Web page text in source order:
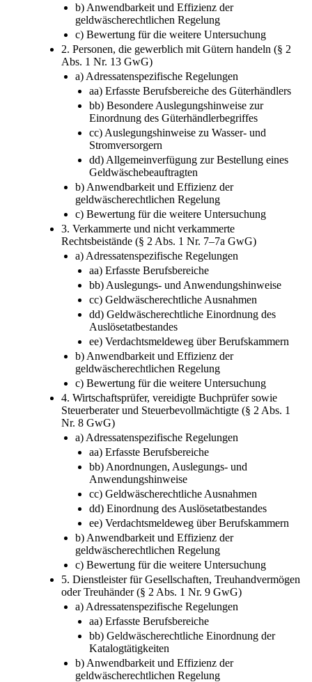
b) Anwendbarkeit und Effizienz der
geldwäscherechtlichen Regelung
c) Bewertung für die weitere Untersuchung
2. Personen, die gewerblich mit Gütern handeln (§ 2
Abs. 1 Nr. 13 GwG)
a) Adressatenspezifische Regelungen
aa) Erfasste Berufsbereiche des Güterhändlers
bb) Besondere Auslegungshinweise zur
Einordnung des Güterhändlerbegriffes
cc) Auslegungshinweise zu Wasser- und
Stromversorgern
dd) Allgemeinverfügung zur Bestellung eines
Geldwäschebeauftragten
b) Anwendbarkeit und Effizienz der
geldwäscherechtlichen Regelung
c) Bewertung für die weitere Untersuchung
3. Verkammerte und nicht verkammerte
Rechtsbeistände (§ 2 Abs. 1 Nr. 7–7a GwG)
a) Adressatenspezifische Regelungen
aa) Erfasste Berufsbereiche
bb) Auslegungs- und Anwendungshinweise
cc) Geldwäscherechtliche Ausnahmen
dd) Geldwäscherechtliche Einordnung des
Auslösetatbestandes
ee) Verdachtsmeldeweg über Berufskammern
b) Anwendbarkeit und Effizienz der
geldwäscherechtlichen Regelung
c) Bewertung für die weitere Untersuchung
4. Wirtschaftsprüfer, vereidigte Buchprüfer sowie
Steuerberater und Steuerbevollmächtigte (§ 2 Abs. 1
Nr. 8 GwG)
a) Adressatenspezifische Regelungen
aa) Erfasste Berufsbereiche
bb) Anordnungen, Auslegungs- und
Anwendungshinweise
cc) Geldwäscherechtliche Ausnahmen
dd) Einordnung des Auslösetatbestandes
ee) Verdachtsmeldeweg über Berufskammern
b) Anwendbarkeit und Effizienz der
geldwäscherechtlichen Regelung
c) Bewertung für die weitere Untersuchung
5. Dienstleister für Gesellschaften, Treuhandvermögen
oder Treuhänder (§ 2 Abs. 1 Nr. 9 GwG)
a) Adressatenspezifische Regelungen
aa) Erfasste Berufsbereiche
bb) Geldwäscherechtliche Einordnung der
Katalogtätigkeiten
b) Anwendbarkeit und Effizienz der
geldwäscherechtlichen Regelung